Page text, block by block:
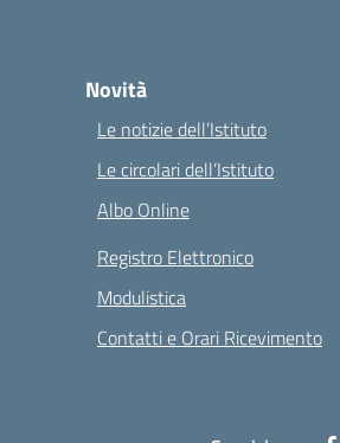
Novità
Le notizie dell’Istituto
Le circolari dell’Istituto
Albo Online
Registro Elettronico
Modulistica
Contatti e Orari Ricevimento